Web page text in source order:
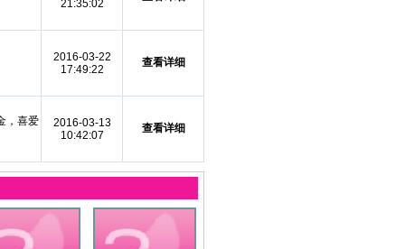
21:35:02
2016-03-22
17:49:22
查看详细
，喜爱
2016-03-13
10:42:07
查看详细